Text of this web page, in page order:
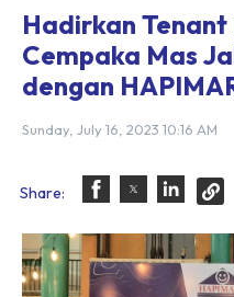
Hadirkan Tenant
Cempaka Mas
dengan
Sunday, July 16, 2023 10:16 AM
Share: